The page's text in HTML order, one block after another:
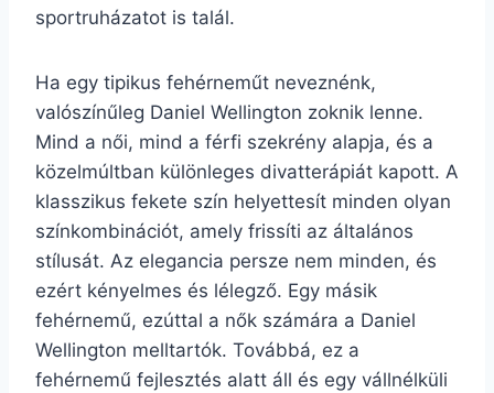
sportruházatot is talál.
Ha egy tipikus fehérneműt neveznénk,
valószínűleg Daniel Wellington zoknik lenne.
Mind a női, mind a férfi szekrény alapja, és a
közelmúltban különleges divatterápiát kapott. A
klasszikus fekete szín helyettesít minden olyan
színkombinációt, amely frissíti az általános
stílusát. Az elegancia persze nem minden, és
ezért kényelmes és lélegző. Egy másik
fehérnemű, ezúttal a nők számára a Daniel
Wellington melltartók. Továbbá, ez a
fehérnemű fejlesztés alatt áll és egy vállnélküli